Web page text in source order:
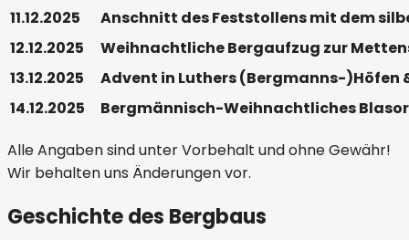
11.12.2025
Anschnitt des Feststollens mit dem
12.12.2025
Weihnachtliche Bergaufzug zur
13.12.2025
Advent in Luthers (Bergmanns-
14.12.2025
Bergmännisch-Weihnachtliches
Alle Angaben sind unter Vorbehalt und ohne Gewähr!
Wir behalten uns Änderungen vor.
Geschichte des Bergbaus